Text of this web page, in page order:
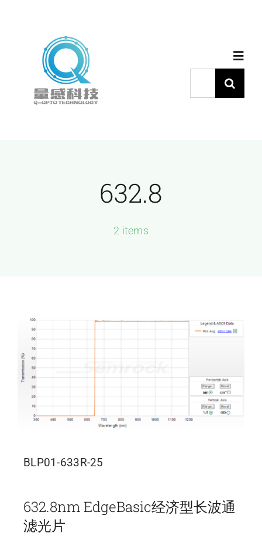
关于量感
联系我们
索：
632.8
2 items
BLP01-633R-25
632.8nm EdgeBasic经济型长波通
滤光片